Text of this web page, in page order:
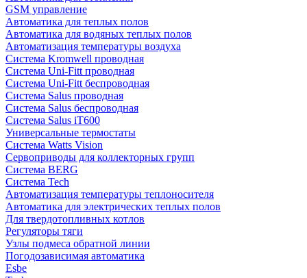
GSM управление
Автоматика для теплых полов
Автоматика для водяных теплых полов
Автоматизация температуры воздуха
Система Kromwell проводная
Система Uni-Fitt проводная
Система Uni-Fitt беспроводная
Система Salus проводная
Система Salus беспроводная
Система Salus iT600
Универсальные термостаты
Система Watts Vision
Сервоприводы для коллекторных групп
Система BERG
Система Tech
Автоматизация температуры теплоносителя
Автоматика для электрических теплых полов
Для твердотопливных котлов
Регуляторы тяги
Узлы подмеса обратной линии
Погодозависимая автоматика
Esbe